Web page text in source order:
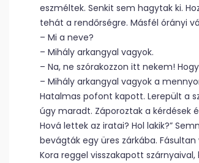
eszméltek. Senkit sem hagytak ki.
tehát a rendőrségre. Másfél órányi
– Mi a neve?
– Mihály arkangyal vagyok.
– Na, ne szórakozzon itt nekem!
– Mihály arkangyal vagyok a
Hatalmas pofont kapott. Lerepült a
úgy maradt. Záporoztak a kérdések
Hová lettek az iratai? Hol lakik?”
bevágták egy üres zárkába.
Kora reggel visszakapott